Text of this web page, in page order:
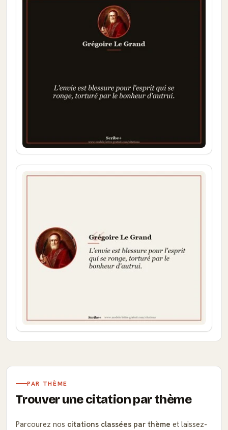
PAR THÈME
Trouver une citation par thème
Parcourez nos citations classées par thème et laissez-